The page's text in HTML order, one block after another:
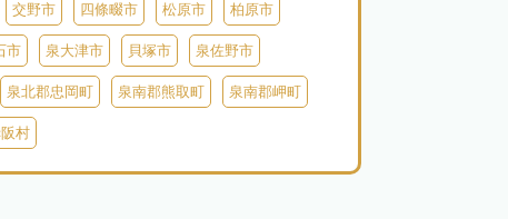
交野市 四條畷市 松原市 柏原市
市 泉大津市 貝塚市 泉佐野市
泉北郡忠岡町 泉南郡熊取町 泉南郡岬町
村